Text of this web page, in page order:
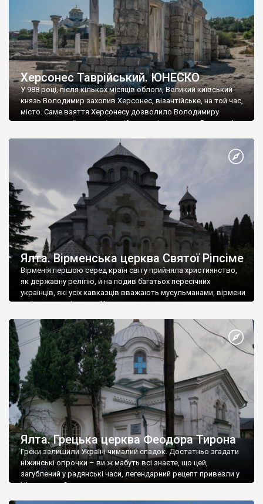
Херсонес Таврійський. ЮНЕСКО
У 988 році, після кількох місяців облоги, Великий київський
князь Володимир захопив Херсонес, візантійське, на той час,
місто. Саме взяття Херсонесу дозволило Володимиру
диктувати свої умови візантійському імператору Василю ІІ, та
Херсонесі Володимир-язичник, став Василем-християнином.
А потім було Хрещення Русі. На честь Херсонесу Таврійського
Ялта. Вірменська церква Святої Ріпсіме
Вірменія першою серед країн світу прийняла християнство,
як державну релігію, й на подив багатьох пересічних
українців, які усіх кавказців вважають мусульманами, вірмени
є відданими вірянами Христа
Ялта. Грецька церква Феодора Тирона
Греки залишили Україні чималий спадок. Достатньо згадати
ніжинські огірочки – ви ж мабуть всі знаєте, що цей,
загублений у радянські часи, легендарний рецепт привезли у
Ніжин греки?